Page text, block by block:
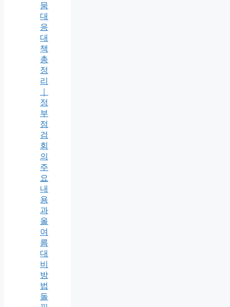
뭄
대
응
대
책
총
정
리
정
부
점
검
회
의
주
요
내
용
과
올
여
름
대
비
방
법
돌